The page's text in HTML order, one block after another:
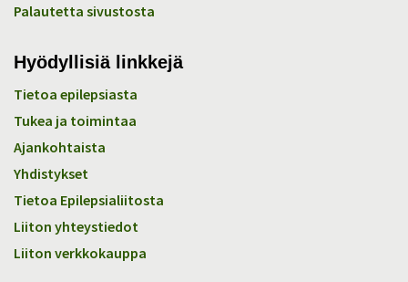
Palautetta sivustosta
Hyödyllisiä linkkejä
Tietoa epilepsiasta
Tukea ja toimintaa
Ajankohtaista
Yhdistykset
Tietoa Epilepsialiitosta
Liiton yhteystiedot
Liiton verkkokauppa